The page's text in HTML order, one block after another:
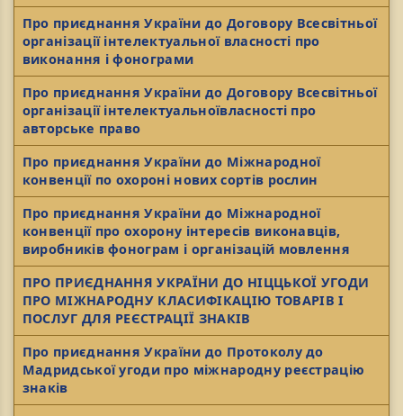
Про приєднання України до Договору Всесвітньої
організації інтелектуальної власності про
виконання і фонограми
Про приєднання України до Договору Всесвітньої
організації інтелектуальноївласності про
авторське право
Про приєднання України до Міжнародної
конвенції по охороні нових сортів рослин
Про приєднання України до Міжнародної
конвенції про охорону інтересів виконавців,
виробників фонограм і організацій мовлення
ПРО ПРИЄДНАННЯ УКРАЇНИ ДО НІЦЦЬКОЇ УГОДИ
ПРО МІЖНАРОДНУ КЛАСИФІКАЦІЮ ТОВАРІВ І
ПОСЛУГ ДЛЯ РЕЄСТРАЦІЇ ЗНАКІВ
Про приєднання України до Протоколу до
Мадридської угоди про міжнародну реєстрацію
знаків